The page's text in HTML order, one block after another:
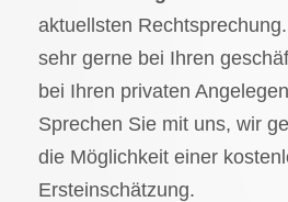
aktuellsten
sehr gerne bei Ihren
bei Ihren privaten
Sprechen Sie mit uns, wir
die Möglichkeit einer
Ersteinschätzung.